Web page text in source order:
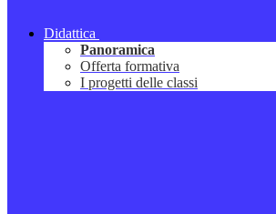
Didattica
Panoramica
Offerta formativa
I progetti delle classi